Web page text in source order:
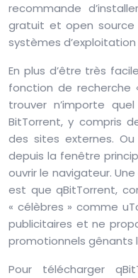
recommande
gratuit et open source
systèmes d’exploitation
En plus d’être très
fonction de recherche
trouver n’importe
BitTorrent, y compris
des sites externes.
depuis la fenêtre
ouvrir le navigateur.
est que qBitTorrent,
« célèbres » comme
publicitaires et ne
promotionnels gênants
Pour télécharger